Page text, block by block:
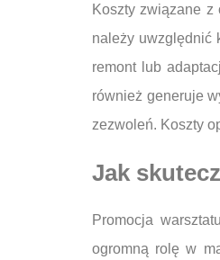
Koszty związane z
należy uwzględnić
remont lub
również generuje
zezwoleń. Koszty
Jak
Promocja
ogromną rolę w